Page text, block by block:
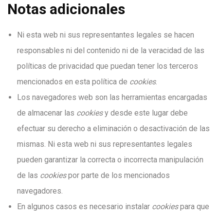
Notas adicionales
Ni esta web ni sus representantes legales se hacen
responsables ni del contenido ni de la veracidad de las
políticas de privacidad que puedan tener los terceros
mencionados en esta política de cookies.
Los navegadores web son las herramientas encargadas
de almacenar las cookiesy desde este lugar debe
efectuar su derecho a eliminación o desactivación de las
mismas. Ni esta web ni sus representantes legales
pueden garantizar la correcta o incorrecta manipulación
de las cookiespor parte de los mencionados
navegadores.
En algunos casos es necesario instalar cookiespara que